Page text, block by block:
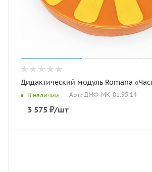
Дидактический модуль Romana
В наличии Арт.: ДМФ-МК-01.95.14
3 575 ₽/шт